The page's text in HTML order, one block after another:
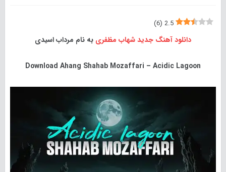
2.5
(
6
)
دانلود آهنگ جدیدشهاب مظفری به نام مرداب اسیدی
Download Ahang Shahab Mozaffari – Acidic Lagoon